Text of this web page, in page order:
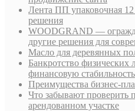
Лента ПП упаковочная
решения
WOODGRAND —
другие решения для
Масло для деревянных
Банкротство физических
финансовую стабильность
Преимущества бизнес-
Что забывают проверить
арендованном участке